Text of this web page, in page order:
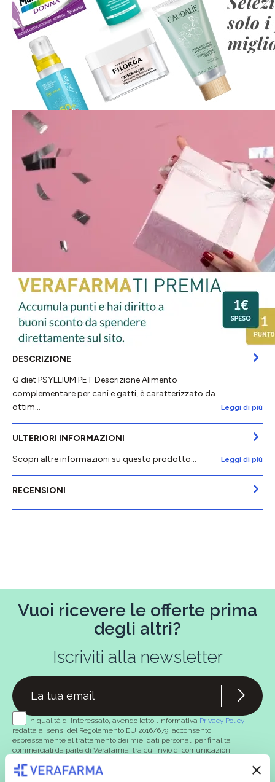
DESCRIZIONE
Q diet PSYLLIUM PET Descrizione Alimento
complementare per cani e gatti, è caratterizzato da
ottim…
Leggi di più
ULTERIORI INFORMAZIONI
Scopri altre informazioni su questo prodotto...
Leggi di più
RECENSIONI
Vuoi ricevere le offerte prima
degli altri?
Iscriviti alla newsletter
In qualità di interessato, avendo letto l’informativa Privacy Policy
redatta ai sensi del Regolamento EU 2016/679, acconsento
espressamente al trattamento dei miei dati personali per finalità
commerciali da parte di Verafarma, tra cui invio di comunicazioni
con inviti e comunicazioni commerciali - e modalità tradizionali, quali ad
es. posta cartacea)